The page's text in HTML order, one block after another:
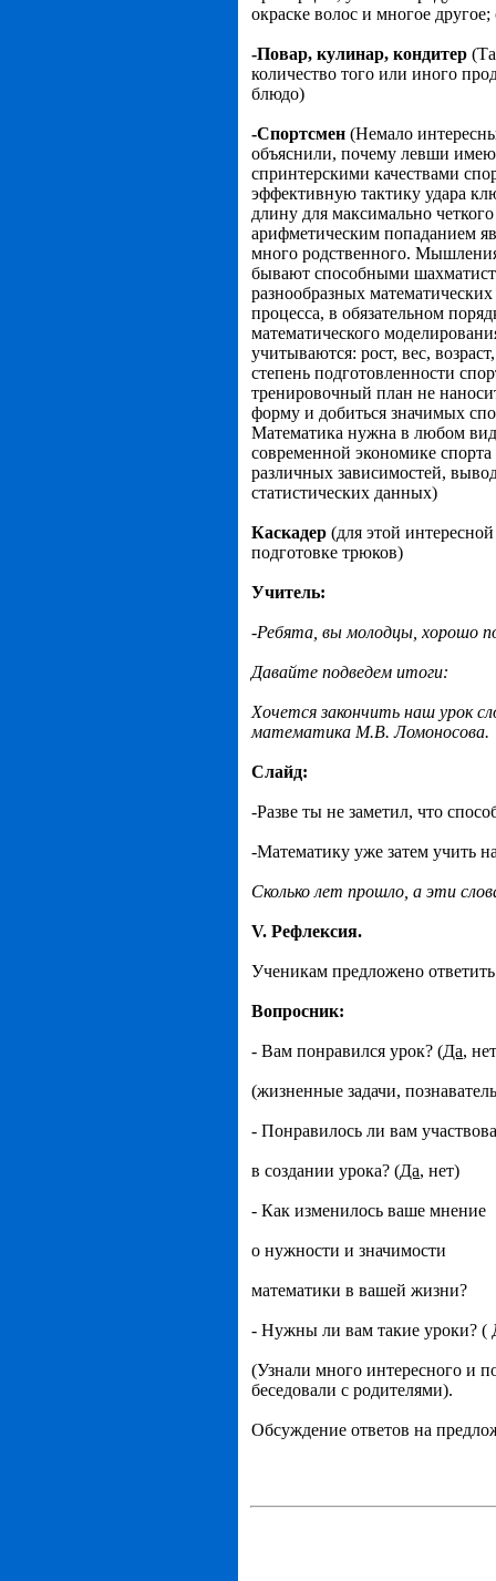
окраске волос и многое
-Повар, кулинар, кондитер
количество того или иного
блюдо)
-Спортсмен (Немало
объяснили, почему левши
спринтерскими качествами
эффективную тактику удара
длину для максимально
арифметическим попаданием
много родственного.
бывают способными
разнообразных
процесса, в обязательном
математического
учитываются: рост, вес,
степень подготовленности
тренировочный план не
форму и добиться значимых
Математика нужна в любом
современной экономике
различных зависимостей,
статистических данных)
Каскадер (для этой
подготовке трюков)
Учитель:
-Ребята, вы молодцы, хорошо
Давайте подведем итоги:
Хочется закончить наш урок
математика М.В. Ломоносова.
Слайд:
-Разве ты не заметил, что
-Математику уже затем учить
Сколько лет прошло, а эти
V. Рефлексия.
Ученикам предложено
Вопросник:
- Вам понравился урок? (Да,
(жизненные задачи,
- Понравилось ли вам
в создании урока? (Да, нет)
- Как изменилось ваше мнение
о нужности и значимости
математики в вашей жизни?
- Нужны ли вам такие уроки? (
(Узнали много интересного и
беседовали с родителями).
Обсуждение ответов на